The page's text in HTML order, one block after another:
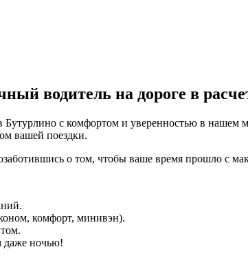
водитель на дороге в
Бутурлино с комфортом и уверенностью в
вашей поездки.
о том, чтобы ваше время прошло с
комфорт, минивэн).
даже ночью!